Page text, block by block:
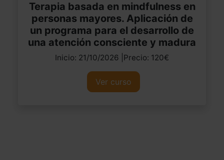
Terapia basada en mindfulness en
personas mayores. Aplicación de
un programa para el desarrollo de
una atención consciente y madura
Inicio: 21/10/2026 |Precio: 120€
Ver curso